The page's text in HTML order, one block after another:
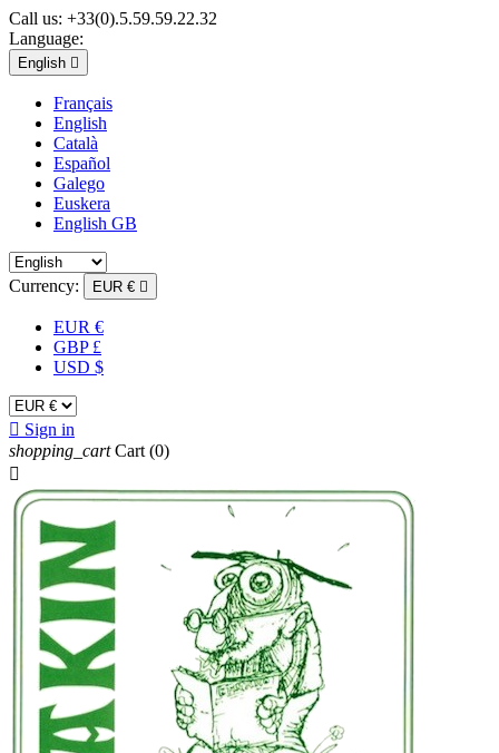
Call us: +33(0).5.59.59.22.32
Language:
English 
Français
English
Català
Español
Galego
Euskera
English GB
Currency: EUR € 
EUR €
GBP £
USD $
 Sign in
shopping_cart Cart (0)
